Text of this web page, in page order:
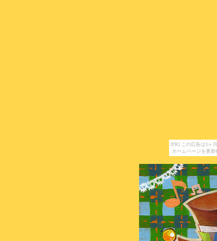
[PR] この広告は3ヶ
ホームページを更